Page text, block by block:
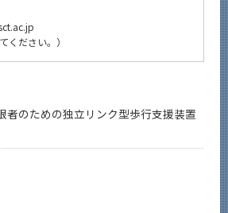
ください。）
者のための独立リンク型歩行支援装置